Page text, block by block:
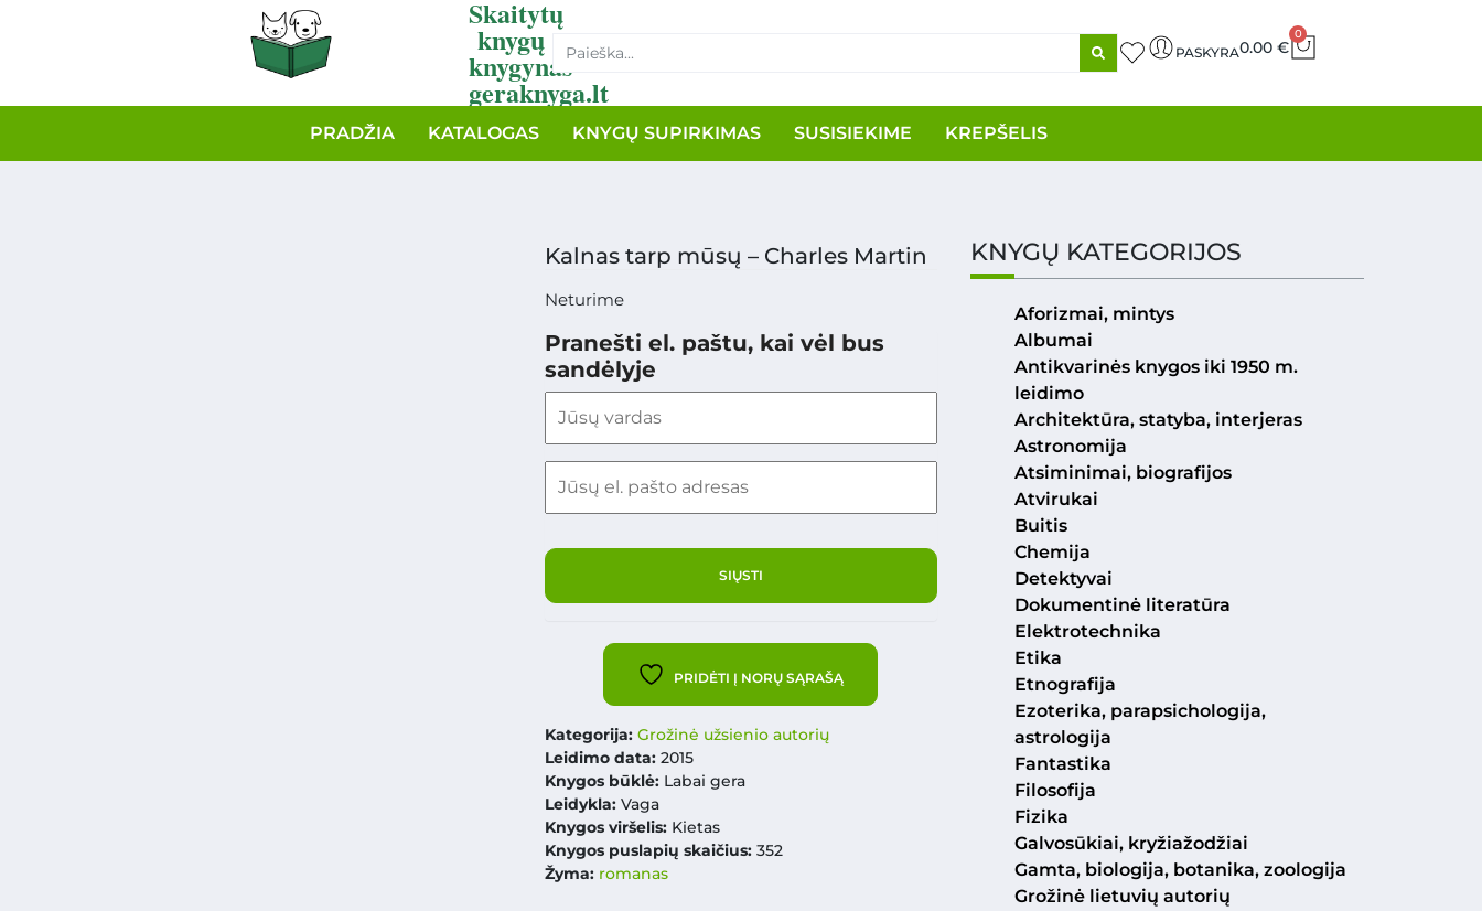
Skaitytų
knygų
knygynas
geraknyga.lt
PASKYRA0.00 €
0
PRADŽIA KATALOGAS KNYGŲ SUPIRKIMAS SUSISIEKIME KREPŠELIS
Kalnas tarp mūsų – Charles Martin
Neturime
Pranešti el. paštu, kai vėl bus
sandėlyje
PRIDĖTI Į NORŲ SĄRAŠĄ
Kategorija: Grožinė užsienio autorių
Leidimo data:2015
Knygos būklė: Labai gera
Leidykla:Vaga
Knygos viršelis: Kietas
Knygos puslapių skaičius: 352
Žyma: romanas
KNYGŲ KATEGORIJOS
Aforizmai, mintys
Albumai
Antikvarinės knygos iki 1950 m.
leidimo
Architektūra, statyba, interjeras
Astronomija
Atsiminimai, biografijos
Atvirukai
Buitis
Chemija
Detektyvai
Dokumentinė literatūra
Elektrotechnika
Etika
Etnografija
Ezoterika, parapsichologija,
astrologija
Fantastika
Filosofija
Fizika
Galvosūkiai, kryžiažodžiai
Gamta, biologija, botanika, zoologija
Grožinė lietuvių autorių